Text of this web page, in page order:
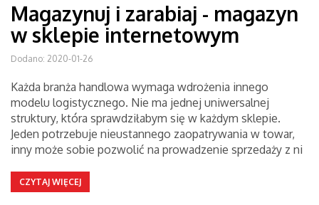
Magazynuj i zarabiaj - magazyn
w sklepie internetowym
Dodano: 2020-01-26
Każda branża handlowa wymaga wdrożenia innego
modelu logistycznego. Nie ma jednej uniwersalnej
struktury, która sprawdziłabym się w każdym sklepie.
Jeden potrzebuje nieustannego zaopatrywania w towar,
inny może sobie pozwolić na prowadzenie sprzedaży z ni
CZYTAJ WIĘCEJ